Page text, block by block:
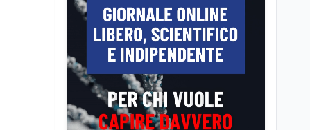
elettorale e Rai. La
premier Meloni attesa a
Bari il 4 settembre per
celebrare il governo più
longevo dell’Italia
repubblicana
Cultura7 ago
Ravenna, il settembre
dantesco nel 705°
del Sommo Poeta
Cultura 7 ago
Franca Ghitti a Santa